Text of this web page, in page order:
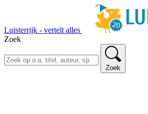
Luisterrijk - vertelt alles
Zoek
Zoek